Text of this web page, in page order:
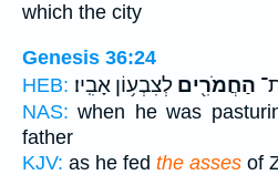
which the city
Genesis 36:24
HEB:
הַחֲמֹרִ֖ים לְצִבְע֥וֹן אָבִֽיו׃
NAS: when he was
father
KJV: as he fed the asses of